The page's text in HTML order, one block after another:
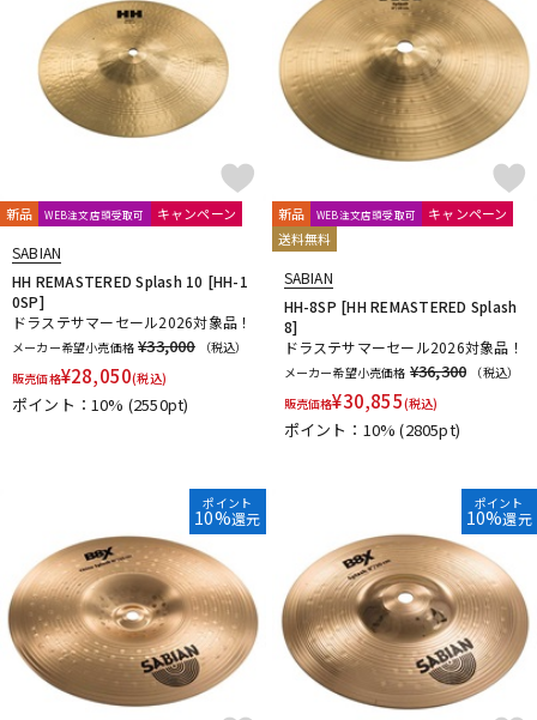
新品 WEB注文店頭受取可 キャンペーン
SABIAN
HH REMASTERED Splash 10 [HH-1
0SP]
ドラステサマーセール2026対象品！
メーカー希望小売価格 ¥33,000
（税込）
販売価格¥28,050(税込)
ポイント：10% (2550pt)
新品 WEB注文店頭受取可
キャンペーン
送料無料
SABIAN
HH-8SP [HH REMASTERED Splash
8]
ドラステサマーセール2026対象品！
メーカー希望小売価格 ¥36,300
（税込）
販売価格¥30,855(税込)
ポイント：10%(2805pt)
ポイント
10%還元
ポイント
10%還元